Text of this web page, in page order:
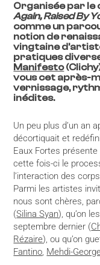
Organisée par le
Again, Raised By
comme un
notion de
vingtaine
pratiques
Manifesto
vous cet après-
vernissage,
inédites.
Un peu plus d’un an
décortiquait et
Eaux Fortes présente
cette fois-ci le
l’interaction des
Parmi les artistes
nous sont chères,
(Silina Syan), qu’on
septembre dernier (
Rézaire), ou qu’on
Fantino, Mehdi-